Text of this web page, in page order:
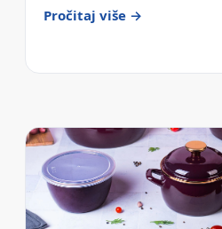
Pročitaj više →